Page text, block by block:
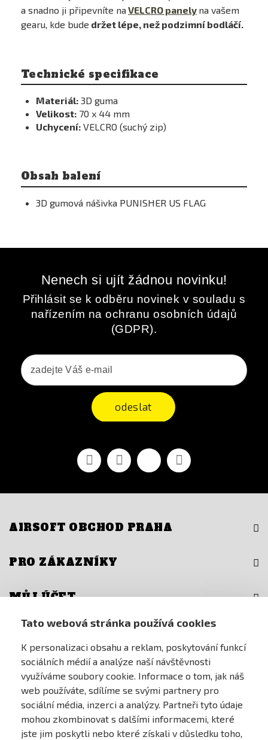
Tato webová stránka používá cookies
K personalizaci obsahu a reklam, poskytování funkcí
sociálních médií a analýze naší návštěvnosti
využíváme soubory cookie. Informace o tom, jak náš
web používáte, sdílíme se svými partnery pro
sociální média, inzerci a analýzy. Partneři tyto údaje
mohou zkombinovat s dalšími informacemi, které
jste jim poskytli nebo které získali v důsledku toho,
a snadno ji připevníte na VELCRO panely na vašem
gearu, kde bude držet lépe, než podzimní bodláčí.
Technické specifikace
Materiál: 3D guma
Velikost: 70 x 44 mm
Uchycení: VELCRO (suchý zip)
Obsah balení
3D gumová nášivka PUNISHER US FLAG
Nenech si ujít žádnou novinku!
Přihlásit se k odběru novinek v souladu s
nařízením na ochranu osobních údajů
(GDPR).
odeslat
FacebookYouTubeVimeo Instagram
AIRSOFT OBCHOD PRAHA
PRO ZÁKAZNÍKY
MŮJ ÚČET
ONLINE PLATEBNÍ BRÁNA